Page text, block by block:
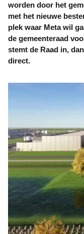
worden door het
met het nieuwe
plek waar Meta wil
de gemeenteraad
stemt de Raad in,
direct.